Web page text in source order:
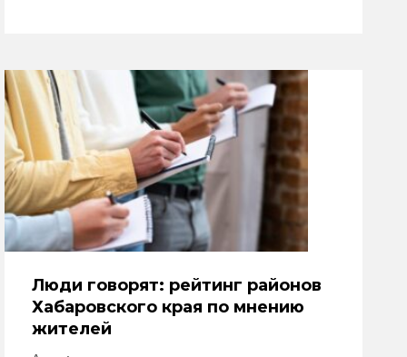
Люди говорят: рейтинг районов
Хабаровского края по мнению
жителей